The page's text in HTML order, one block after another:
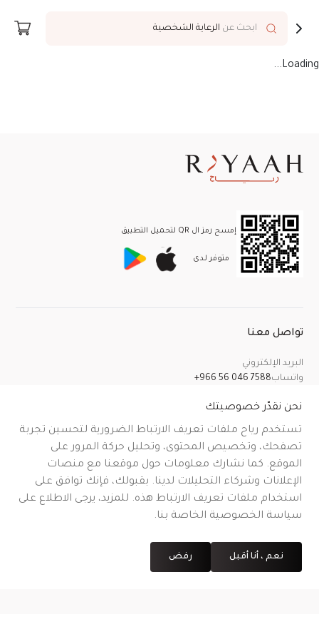
ابحث عن الرعاية الشخصية
Loading...
إمسح رمز ال QR لتحميل التطبيق
متوفر لـدى
تواصل معنا
البريد الإلكتروني
واتساب+966 56 046 7588
سياسة الإرجاع والاسترداد والإلغاء
CR No.| VAT No.
رقم شهادة التوثيق على منصة معروف
نحن نقدّر خصوصيتك
تستخدم رياح ملفات تعريف الارتباط الضرورية لتحسين تجربة
تصفحك، وتخصيص المحتوى، وتحليل حركة المرور على
الموقع. كما نشارك معلومات حول موقعنا مع منصات
الإعلانات وشركاء التحليلات لدينا. بقبولك، فإنك توافق على
استخدام ملفات تعريف الارتباط هذه. للمزيد، يرجى الاطلاع على
سياسة الخصوصية الخاصة بنا.
نعم ، أنا أقبل رفض